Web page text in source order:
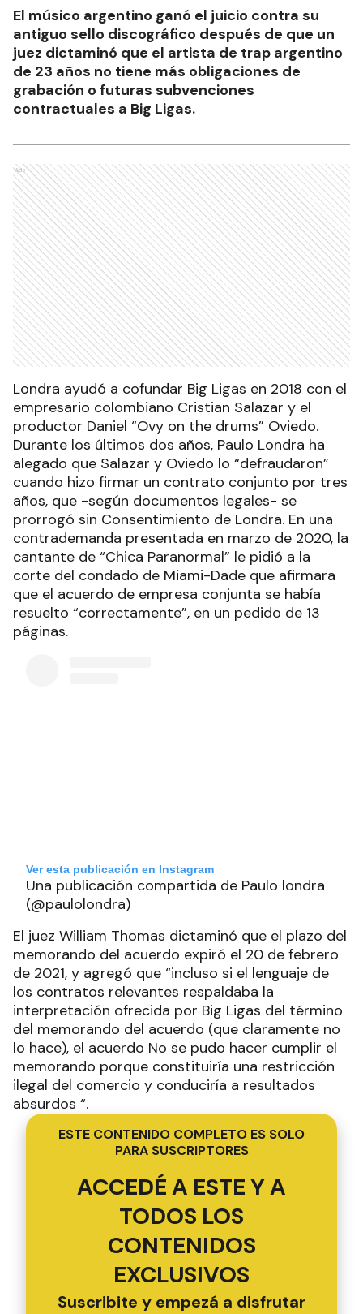
El músico argentino ganó el juicio contra su
antiguo sello discográfico después de que un
juez dictaminó que el artista de trap argentino
de 23 años no tiene más obligaciones de
grabación o futuras subvenciones
contractuales a Big Ligas.
Ads
Londra ayudó a cofundar Big Ligas en 2018 con el
empresario colombiano Cristian Salazar y el
productor Daniel “Ovy on the drums” Oviedo.
Durante los últimos dos años, Paulo Londra ha
alegado que Salazar y Oviedo lo “defraudaron”
cuando hizo firmar un contrato conjunto por tres
años, que -según documentos legales- se
prorrogó sin Consentimiento de Londra. En una
contrademanda presentada en marzo de 2020, la
cantante de “Chica Paranormal” le pidió a la
corte del condado de Miami-Dade que afirmara
que el acuerdo de empresa conjunta se había
resuelto “correctamente”, en un pedido de 13
páginas.
Ver esta publicación en Instagram
Una publicación compartida de Paulo londra
(@paulolondra)
El juez William Thomas dictaminó que el plazo del
memorando del acuerdo expiró el 20 de febrero
de 2021, y agregó que “incluso si el lenguaje de
los contratos relevantes respaldaba la
interpretación ofrecida por Big Ligas del término
del memorando del acuerdo (que claramente no
lo hace), el acuerdo No se pudo hacer cumplir el
memorando porque constituiría una restricción
ilegal del comercio y conduciría a resultados
absurdos “.
ESTE CONTENIDO COMPLETO ES SOLO
PARA SUSCRIPTORES
ACCEDÉ A ESTE Y A
TODOS LOS
CONTENIDOS
EXCLUSIVOS
Suscribite y empezá a disfrutar